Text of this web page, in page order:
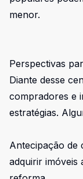
menor.
Perspectivas
Diante desse
compradores e
estratégias.
Antecipação de
adquirir imóveis